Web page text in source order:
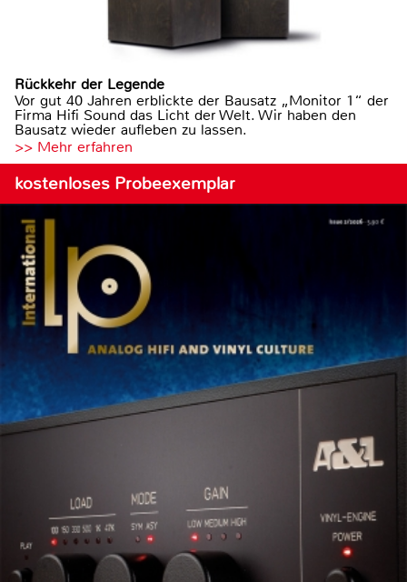
Rückkehr der Legende
Vor gut 40 Jahren erblickte der Bausatz „Monitor 1“ der
Firma Hifi Sound das Licht der Welt. Wir haben den
Bausatz wieder aufleben zu lassen.
>> Mehr erfahren
kostenloses Probeexemplar